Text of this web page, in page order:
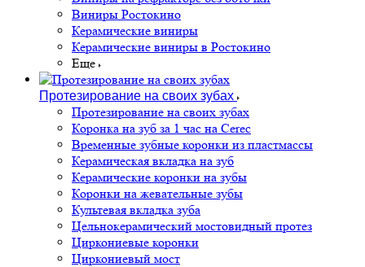
Виниры Ростокино
Керамические виниры
Керамические виниры в Ростокино
Еще
Протезирование на своих зубах
Протезирование на своих зубах
Коронка на зуб за 1 час на Cerec
Временные зубные коронки из пластмассы
Керамическая вкладка на зуб
Керамические коронки на зубы
Коронки на жевательные зубы
Культевая вкладка зуба
Цельнокерамический мостовидный протез
Циркониевые коронки
Циркониевый мост